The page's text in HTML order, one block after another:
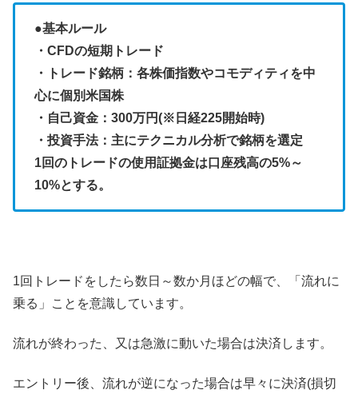
●基本ルール
・CFDの短期トレード
・トレード銘柄：各株価指数やコモディティを中
心に個別米国株
・自己資金：300万円(※日経225開始時)
・投資手法：主にテクニカル分析で銘柄を選定
1回のトレードの使用証拠金は口座残高の5%～
10%とする。
1回トレードをしたら数日～数か月ほどの幅で、「流れに
乗る」ことを意識しています。
流れが終わった、又は急激に動いた場合は決済します。
エントリー後、流れが逆になった場合は早々に決済(損切